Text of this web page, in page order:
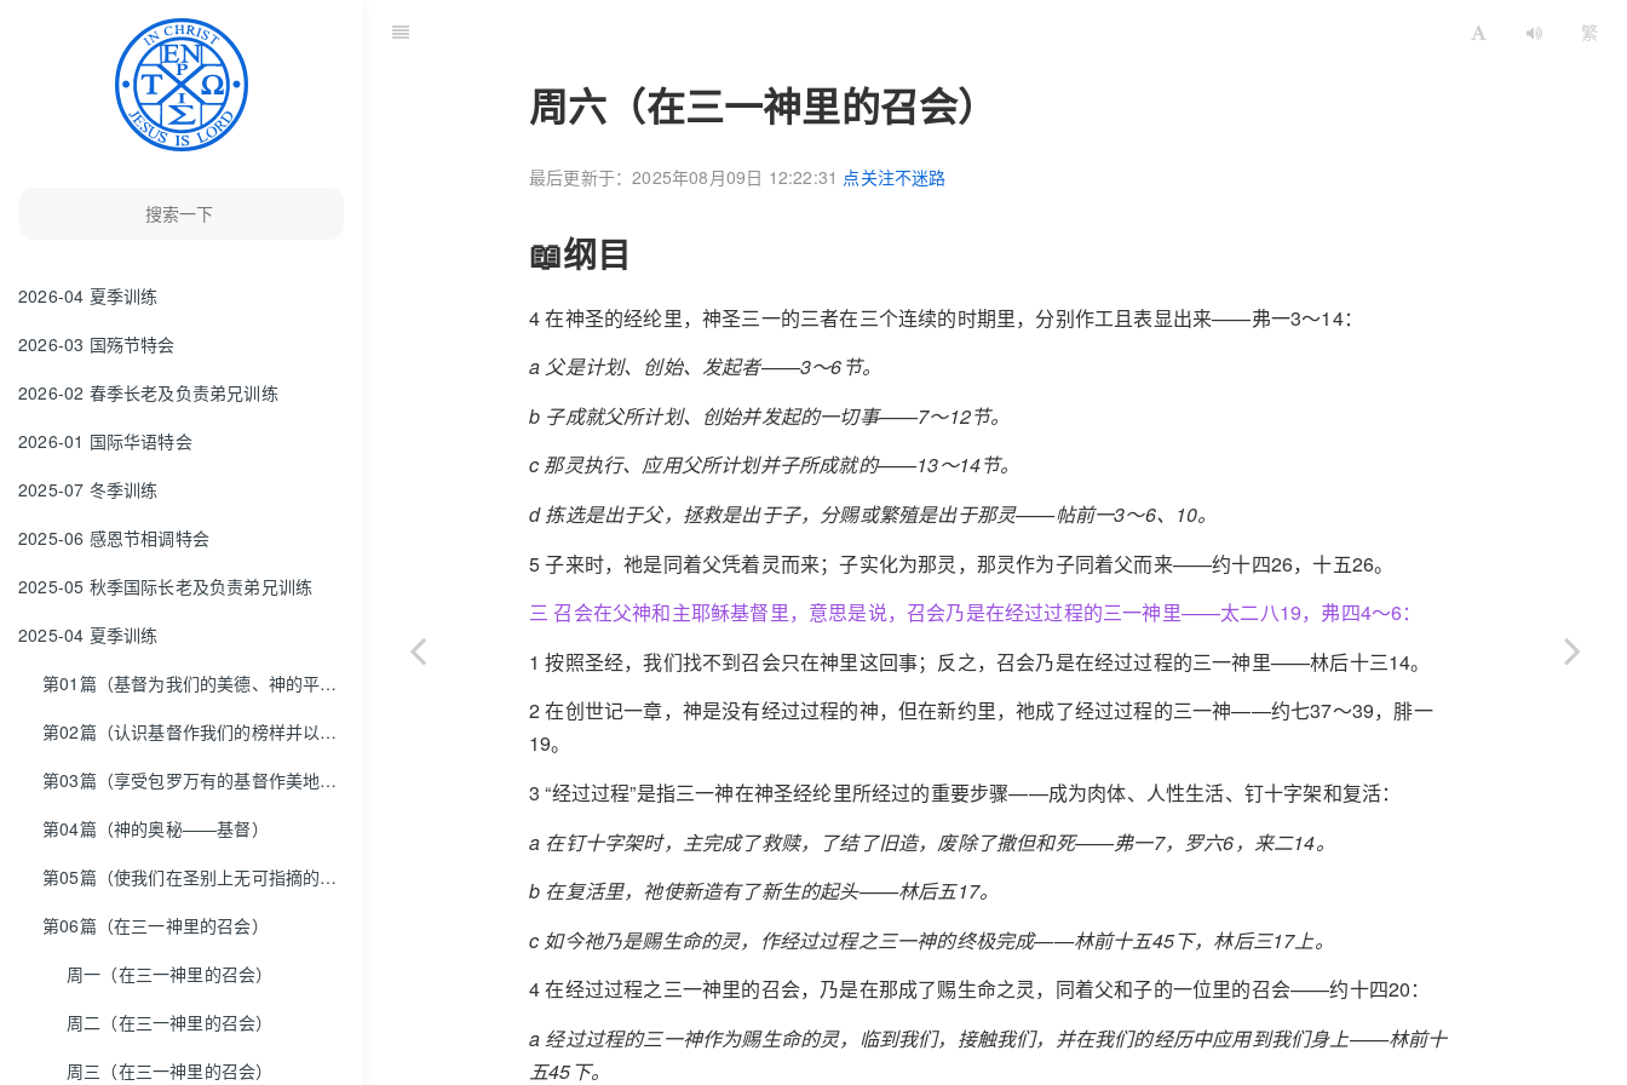
2026-04 夏季训练
2026-03 国殇节特会
2026-02 春季长老及负责弟兄训练
2026-01 国际华语特会
2025-07 冬季训练
2025-06 感恩节相调特会
2025-05 秋季国际长老及负责弟兄训练
2025-04 夏季训练
第01篇（基督为我们的美德、神的平安、我们的秘诀和那加我们能力者）
第02篇（认识基督作我们的榜样并以祂为榜样）
第03篇（享受包罗万有的基督作美地——我们所分得的分）
第04篇（神的奥秘——基督）
第05篇（使我们在圣别上无可指摘的原因，并使我们的灵、魂、体完全圣别的原因）
第06篇（在三一神里的召会）
周一（在三一神里的召会）
周二（在三一神里的召会）
周三（在三一神里的召会）
繁
周六（在三一神里的召会）
最后更新于：2025年08月09日 12:22:31 点关注不迷路
📖纲目
4 在神圣的经纶里，神圣三一的三者在三个连续的时期里，分别作工且表显出来——弗一3～14：
a 父是计划、创始、发起者——3～6节。
b 子成就父所计划、创始并发起的一切事——7～12节。
c 那灵执行、应用父所计划并子所成就的——13～14节。
d 拣选是出于父，拯救是出于子，分赐或繁殖是出于那灵——帖前一3～6、10。
5 子来时，祂是同着父凭着灵而来；子实化为那灵，那灵作为子同着父而来——约十四26，十五26。
三 召会在父神和主耶稣基督里，意思是说，召会乃是在经过过程的三一神里——太二八19，弗四4～6：
1 按照圣经，我们找不到召会只在神里这回事；反之，召会乃是在经过过程的三一神里——林后十三14。
2 在创世记一章，神是没有经过过程的神，但在新约里，祂成了经过过程的三一神——约七37～39，腓一
19。
3 “经过过程”是指三一神在神圣经纶里所经过的重要步骤——成为肉体、人性生活、钉十字架和复活：
a 在钉十字架时，主完成了救赎，了结了旧造，废除了撒但和死——弗一7，罗六6，来二14。
b 在复活里，祂使新造有了新生的起头——林后五17。
c 如今祂乃是赐生命的灵，作经过过程之三一神的终极完成——林前十五45下，林后三17上。
4 在经过过程之三一神里的召会，乃是在那成了赐生命之灵，同着父和子的一位里的召会——约十四20：
a 经过过程的三一神作为赐生命的灵，临到我们，接触我们，并在我们的经历中应用到我们身上——林前十
五45下。